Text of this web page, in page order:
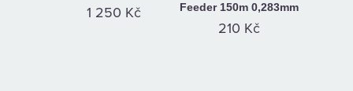
1 250 Kč
Feeder 150m 0,283mm
210 Kč